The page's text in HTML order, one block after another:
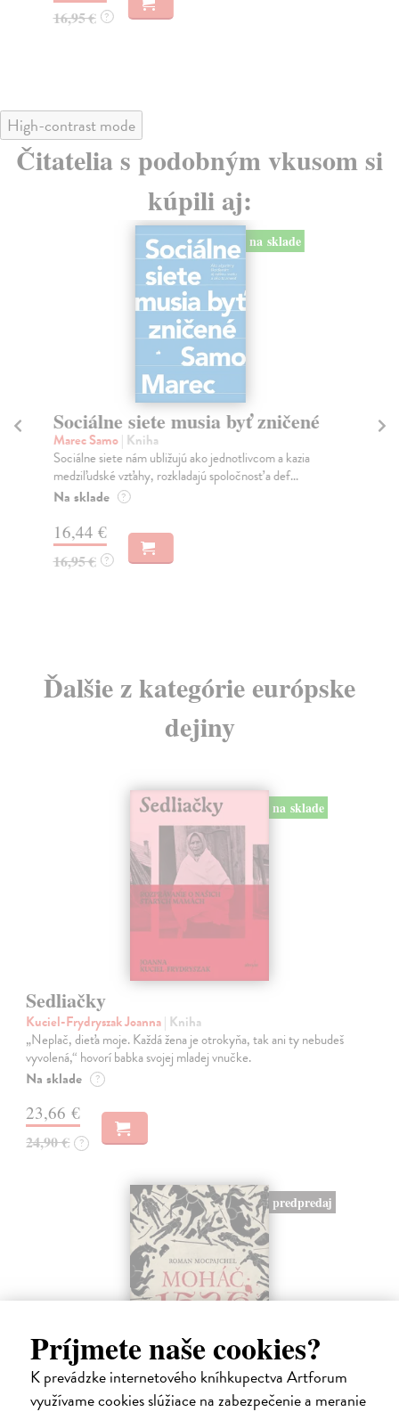
Príjmete naše cookies?
K prevádzke internetového kníhkupectva Artforum
využívame cookies slúžiace na zabezpečenie a meranie
16,95 € ?
High-contrast mode
Čitatelia s podobným vkusom si
kúpili aj:
na sklade
Sociálne siete musia byť zničené
Marec Samo| Kniha
Sociálne siete nám ubližujú ako jednotlivcom a kazia
medziľudské vzťahy, rozkladajú spoločnosť a def...
Na sklade ?
16,44 €
16,95 € ?
Ďalšie z kategórie európske
dejiny
na sklade
Sedliačky
Kuciel-Frydryszak Joanna| Kniha
„Neplač, dieťa moje. Každá žena je otrokyňa, tak ani ty nebudeš
vyvolená,“ hovorí babka svojej mladej vnučke.
Na sklade ?
23,66 €
24,90 € ?
predpredaj